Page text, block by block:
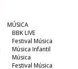
MÚSICA
BBK LIVE
Festival Música
Música Infantil
Música
Festival Música